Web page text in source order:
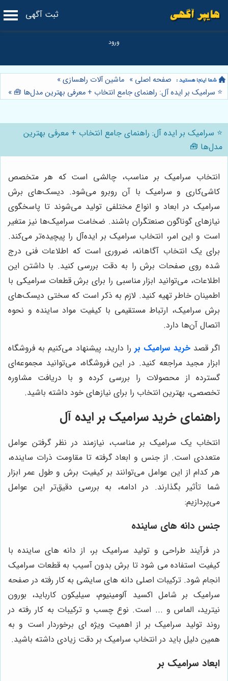
ثبت آگهی
صفحه اصلی » ماشین آلات راهسازی»
⭐️ سرامیک بر ایده آل: راهنمای جامع انتخاب + معرفی بهترین مدل‌ها 🧰 »
⭐️ سرامیک بر ایده آل: راهنمای جامع انتخاب + معرفی بهترین
مدل‌ها 🧰
انتخاب سرامیک بر مناسب، چالشی است که هر متخصص
کاشی‌کاری و سرامیک با آن روبرو می‌شود. دیسک‌های برش
سرامیک در ابعاد و انواع مختلفی تولید می‌شوند تا پاسخگوی
نیازهای گوناگون صنعتگران باشند. ضخامت سرامیک‌ها نیز متغیر
است و این امر، انتخاب سرامیک بر ایده‌آل را پیچیده‌تر می‌کند.
برای یک انتخاب آگاهانه، ضروری است که اطلاعات فنی درج
شده روی صفحات برش را به دقت بررسی کنید. با داشتن این
اطلاعات، می‌توانید ابزار مناسبی را برای برش قطعات سرامیکی با
اطمینان خاطر تهیه کنید. لازم به ذکر است که سختی دیسک‌های
برش سرامیک، ارتباط مستقیمی با کیفیت مواد ساینده و نحوه
اتصال آن‌ها دارد.
اگر قصدخرید سرامیک بررا دارید، پیشنهاد می‌کنیم به فروشگاه
ابزار مجید مراجعه کنید. در این فروشگاه، می‌توانید مجموعه‌ای
گسترده از محصولات را بررسی کرده و با دریافت مشاوره
تخصصی، بهترین انتخاب را برای نیازهای خود داشته باشید.
راهنمای خرید سرامیک بر ایده آل
انتخاب یک سرامیک بر مناسب، نیازمند در نظر گرفتن عوامل
متعددی است. از جنس و ابعاد گرفته تا مقاومت ذرات ساینده،
هر کدام از این عوامل می‌توانند بر کیفیت برش و طول عمر ابزار
شما تأثیر بگذارند. در ادامه، به بررسی دقیق‌تر این عوامل
می‌پردازیم:
جنس دانه های ساینده
در فرآیند طراحی و تولید سرامیک بر، از دانه های ساینده با
کیفیت استفاده می شود تا برش بدون آسیب به قطعات سرامیک
انجام شود. ترکیبات اصلی دانه های سایشی به کار رفته در صفحه
سرامیک بر شامل اکسید آلومینیوم، سیلیکون کارباید، بورون
نیترید، الماس و ... است. نوع چسب و ترکیبات به کار رفته در
روند تولید سرامیک بر از اهمیت ویژه ای برخوردار است و به
همین دلیل باید در انتخاب سرامیک بر دقت زیادی داشته باشید.
ابعاد سرامیک بر